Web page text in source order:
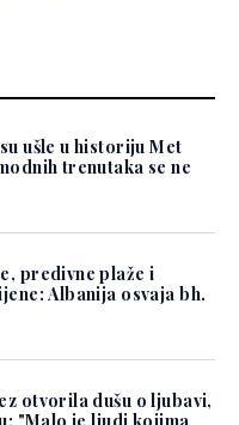
ušle u historiju Met
trenutaka se ne
predivne plaže i
Albanija osvaja bh.
otvorila dušu o ljubavi,